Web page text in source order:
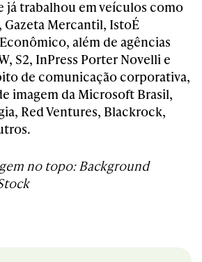
já trabalhou em veículos como
Gazeta Mercantil, IstoÉ
além de agências
S2, InPress Porter Novelli e
de comunicação corporativa,
imagem da Microsoft Brasil,
Red Ventures, Blackrock,
no topo: Background